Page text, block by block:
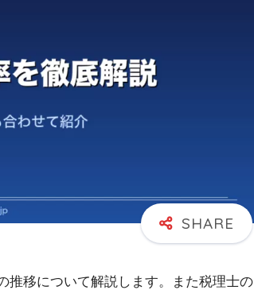
推移について解説します。また税理士の